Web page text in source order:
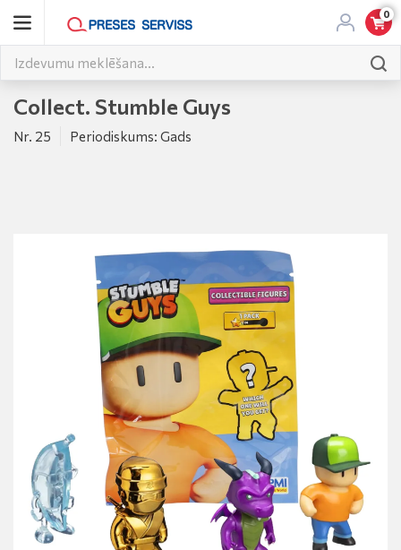
0
Collect. Stumble Guys
Nr. 25 Periodiskums: Gads